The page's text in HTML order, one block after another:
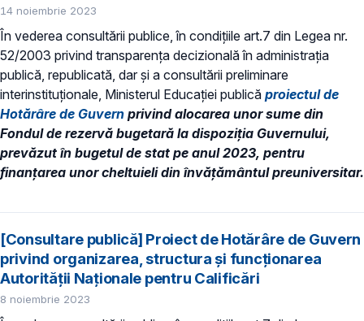
14 noiembrie 2023
În vederea consultării publice, în condiţiile art.7 din Legea nr.
52/2003 privind transparenţa decizională în administraţia
publică, republicată, dar și a consultării preliminare
interinstituționale, Ministerul Educaţiei publică proiectul de
Hotărâre de Guvern privind alocarea unor sume din
Fondul de rezervă bugetară la dispoziția Guvernului,
prevăzut în bugetul de stat pe anul 2023, pentru
finanțarea unor cheltuieli din învățământul preuniversitar.
[Consultare publică] Proiect de Hotărâre de Guvern
privind organizarea, structura şi funcţionarea
Autorităţii Naţionale pentru Calificări
8 noiembrie 2023